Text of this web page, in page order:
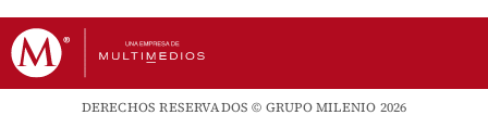
DERECHOS RESERVADOS © GRUPO MILENIO 2026